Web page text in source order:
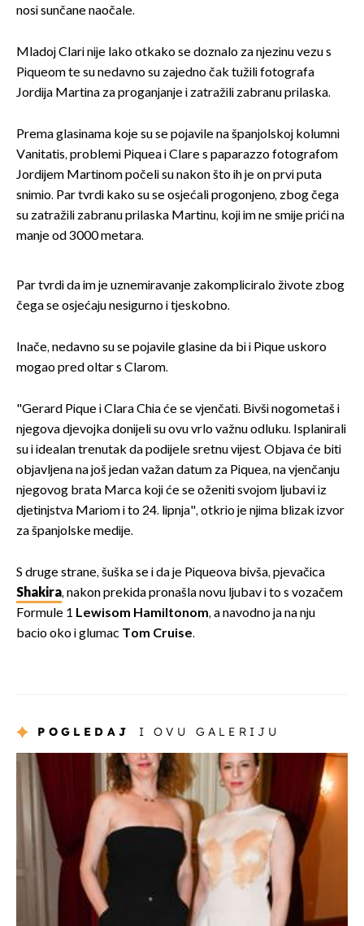
nosi sunčane naočale.
Mladoj Clari nije lako otkako se doznalo za njezinu vezu s
Piqueom te su nedavno su zajedno čak tužili fotografa
Jordija Martina za proganjanje i zatražili zabranu prilaska.
Prema glasinama koje su se pojavile na španjolskoj kolumni
Vanitatis, problemi Piquea i Clare s paparazzo fotografom
Jordijem Martinom počeli su nakon što ih je on prvi puta
snimio. Par tvrdi kako su se osjećali progonjeno, zbog čega
su zatražili zabranu prilaska Martinu, koji im ne smije prići na
manje od 3000 metara.
Par tvrdi da im je uznemiravanje zakompliciralo živote zbog
čega se osjećaju nesigurno i tjeskobno.
Inače, nedavno su se pojavile glasine da bi i Pique uskoro
mogao pred oltar s Clarom.
"Gerard Pique i Clara Chia će se vjenčati. Bivši nogometaš i
njegova djevojka donijeli su ovu vrlo važnu odluku. Isplanirali
su i idealan trenutak da podijele sretnu vijest. Objava će biti
objavljena na još jedan važan datum za Piquea, na vjenčanju
njegovog brata Marca koji će se oženiti svojom ljubavi iz
djetinjstva Mariom i to 24. lipnja", otkrio je njima blizak izvor
za španjolske medije.
S druge strane, šuška se i da je Piqueova bivša, pjevačica
Shakira, nakon prekida pronašla novu ljubav i to s vozačem
Formule 1 Lewisom Hamiltonom, a navodno ja na nju
bacio oko i glumac Tom Cruise.
POGLEDAJ I OVU GALERIJU